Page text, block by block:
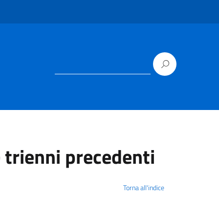
precedenti
Torna all'indice